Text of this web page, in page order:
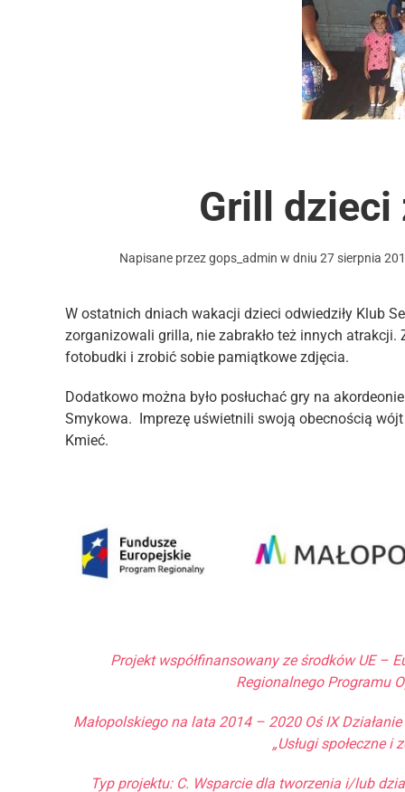
Grill dzieci
Napisane przezgops_admin w dniu27 sierpnia
W ostatnich dniach wakacji dzieci odwiedziły Klub
zorganizowali grilla, nie zabrakło też innych
fotobudki i zrobić sobie pamiątkowe zdjęcia.
Dodatkowo można było posłuchać gry na
Smykowa. Imprezę uświetnili swoją obecnością
Kmieć.
Projekt współfinansowany ze środków UE –
Regionalnego Programu
Małopolskiego na lata 2014 – 2020 Oś IX
„Usługi społeczne i
Typ projektu: C. Wsparcie dla tworzenia i/lub